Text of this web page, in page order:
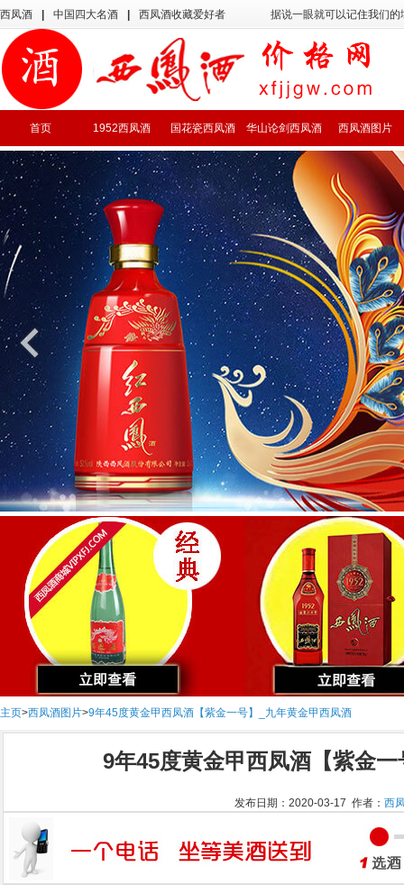
西凤酒 中国四大名酒 西凤酒收藏爱好者 据说一眼就可以记住我们
首页 1952西凤酒 国花瓷西凤酒 华山论剑西凤酒 西凤酒图片
主页>西凤酒图片>9年45度黄金甲西凤酒【紫金一号】_九年黄金甲西凤酒
9年45度黄金甲西凤酒【紫金
发布日期：2020-03-17 作者： 西